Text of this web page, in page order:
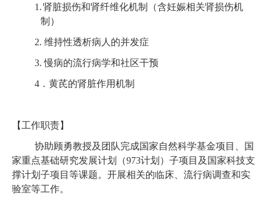
1.肾脏损伤和肾纤维化机制（含妊娠相关肾损伤机
制）
2. 维持性透析病人的并发症
3. 慢病的流行病学和社区干预
4．黄芪的肾脏作用机制
【工作职责】
协助顾勇教授及团队完成国家自然科学基金项目、国
家重点基础研究发展计划（973计划）子项目及国家科技支
撑计划子项目等课题。开展相关的临床、流行病调查和实
验室等工作。